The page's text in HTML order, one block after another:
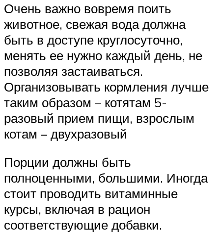
Очень важно вовремя поить
животное, свежая вода должна
быть в доступе круглосуточно,
менять ее нужно каждый день, не
позволяя застаиваться.
Организовывать кормления лучше
таким образом – котятам 5-
разовый прием пищи, взрослым
котам – двухразовый
Порции должны быть
полноценными, большими. Иногда
стоит проводить витаминные
курсы, включая в рацион
соответствующие добавки.